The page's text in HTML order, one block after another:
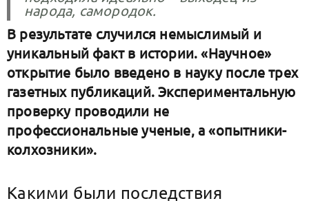
народа, самородок.
В результате случился немыслимый и
уникальный факт в истории. «Научное»
открытие было введено в науку после трех
газетных публикаций. Экспериментальную
проверку проводили не
профессиональные ученые, а «опытники-
колхозники».
Какими были последствия